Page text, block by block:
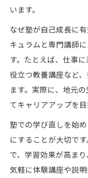
塾の特徴
地域コミュニ
塾が支え
塾参加で
塾を活用
塾の交流
塾と地域
山形県で見つ
塾の活用
います。
なぜ塾が自己成長に
キュラムと専門講師
す。たとえば、仕事
役立つ教養講座など
ます。実際に、地元
てキャリアアップを
塾での学び直しを始
にすることが大切で
で、学習効果が高ま
気軽に体験講座や説